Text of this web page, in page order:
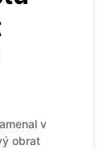
v
obrat